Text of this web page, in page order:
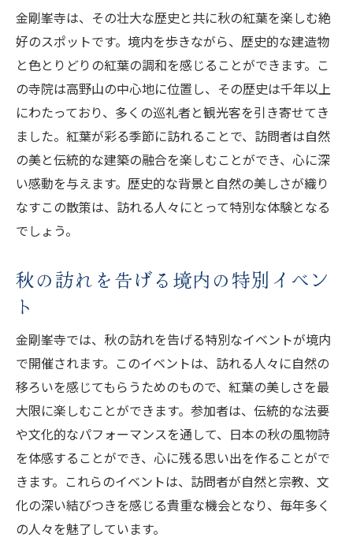
金剛峯寺は、その壮大な歴史と共に秋の紅葉を楽しむ絶
好のスポットです。境内を歩きながら、歴史的な建造物
と色とりどりの紅葉の調和を感じることができます。こ
の寺院は高野山の中心地に位置し、その歴史は千年以上
にわたっており、多くの巡礼者と観光客を引き寄せてき
ました。紅葉が彩る季節に訪れることで、訪問者は自然
の美と伝統的な建築の融合を楽しむことができ、心に深
い感動を与えます。歴史的な背景と自然の美しさが織り
なすこの散策は、訪れる人々にとって特別な体験となる
でしょう。
秋の訪れを告げる境内の特別イベン
ト
金剛峯寺では、秋の訪れを告げる特別なイベントが境内
で開催されます。このイベントは、訪れる人々に自然の
移ろいを感じてもらうためのもので、紅葉の美しさを最
大限に楽しむことができます。参加者は、伝統的な法要
や文化的なパフォーマンスを通して、日本の秋の風物詩
を体感することができ、心に残る思い出を作ることがで
きます。これらのイベントは、訪問者が自然と宗教、文
化の深い結びつきを感じる貴重な機会となり、毎年多く
の人々を魅了しています。